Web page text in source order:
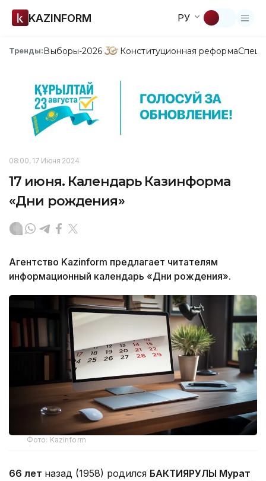
KAZINFORM РУ
Тренды:Выборы-2026 Конституционная реформа
08:00, 17 Июня 2024
17 июня. Календарь Казинформа
«Дни рождения»
Агентство Kazinform предлагает читателям
информационный календарь «Дни рождения».
Фото: Kazinform
66 лет назад (1958) родился БАКТИЯРУЛЫ Мурат